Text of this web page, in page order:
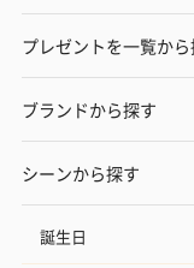
プレゼントを一覧か
ブランドから探す
シーンから探す
誕生日